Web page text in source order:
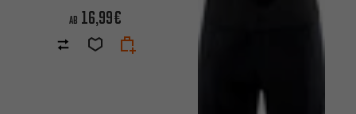
AB 16,99€